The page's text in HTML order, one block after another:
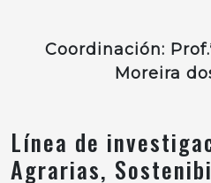
Coordinación:
Moreira
Línea de
Agrarias,